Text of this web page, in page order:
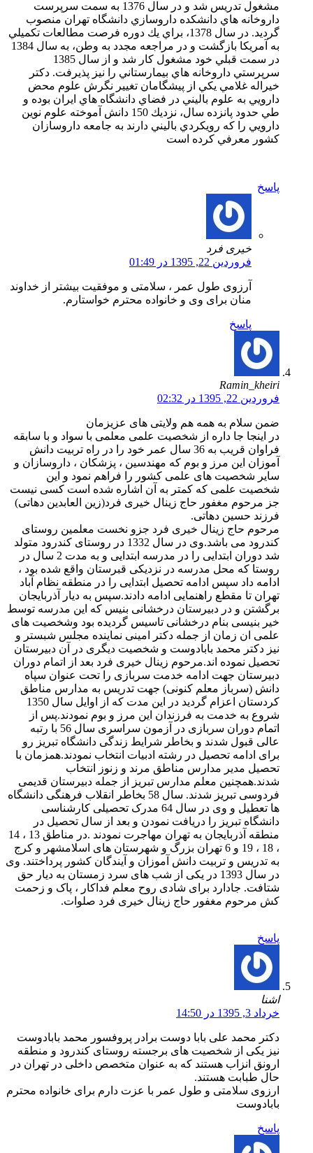
مشغول تدريس شد و در سال 1376 به سمت سرپرست
داروخانه هاي دانشكده داروسازي دانشگاه تهران منصوب
گرديد. در سال 1378، براي يك دوره فرصت مطالعات تكميلي
به آمريكا بازگشت و در مراجعه مجدد به وطن، به سال 1384
در سمت قبلي خود مشغول كار شد و از سال 1385
سرپرستي داروخانه هاي بيمارستاني را نيز پذيرفت. دكتر
خيراله غلامي يكي از پيشگامان تغيير نگرش علوم محض
دارويي به علوم باليني در فضاي دانشگاه ­هاي ايران بوده و
طي حدود پانزده سال، نزديك 150 دانش آموخته علوم نوين
دارويي را كه رويكردي باليني دارند به جامعه داروسازان
كشور معرفي كرده است
پاسخ
خیری فرد
فروردین 22, 1395 در 01:49
آرزوی طول عمر ، سلامتی و موفقیت بیشتر از خداوند
منان برای وی و خانواده محترم خواستارم.
پاسخ
Ramin_kheiri
فروردین 22, 1395 در 02:32
ضمن سلام به همه هم ولایتی های عزیزمان
در اینجا جا داره از شخصیت علمی معلمی با سواد و با سابقه
فراوان قریب به 36 سال عمر خود را در راه تربیت دانش
آموزان این مرز و بوم که مهندسین ، پزشکان ، داروسازان و
سایر شخصیت های علمی کشور را فراهم نمود و این
شخصیت علمی که کمتر به آن اشاره شده است کسی نیست
جز مرحوم مغفور حاج زینال خیری فرد(زین العابدین دهاتی)
فرزند حسین دهاتی.
مرحوم حاج زینال خیری فرد جزو نخست معلمین روستای
کندرود می باشد.وی در سال 1332 در روستای کندرود متولد
شد دوران ابتدایی را در مدرسه ابتدایی و به مدت 2 سال در
روستا که محل مدرسه در نزدیکی قبرستان واقع شده بود ،
ادامه داد سپس ادامه تحصیل ابتدایی را در منطقه نظام آباد
تهران تا مقطع راهنمایی ادامه دادند.سپس به دیار آذربایجان
برگشتن و در دبیرستان درخشانی بنیس که این مدرسه توسط
خیر بنیسی بنام درخشانی تاسیس گردیده بود وشخصیت های
علمی ان زمان از جمله دکتر امینی نماینده مجلس شبستر و
نیز دکتر محمد بابادوست و شخصیت دیگری در آن دبیرستان
تحصیل نموده اند.مرحوم زینال خیری فرد بعد از اتمام دوران
دبیرستان جهت ادامه خدمت سربازی را تحت عنوان سپاه
دانش (سرباز معلم کنونی) جهت تدریس به مدارس مناطق
کردستان اعزام گردید در این مدت که از اوایل سال 1350
شروع به خدمت به فرزندان این مرز و بوم نمودند.پس از
اتمام دوران سربازی در آزمون سراسری سال 56 با رتبه
عالی قبول شدند و بخاطر شرایط زندگی دانشگاه تبریز رو
برای ادامه تحصیل در رشته ادبیات انتخاب نمودند.همزمان با
تحصیل مدیر مدارس مناطق مرند و زنوز انتخاب
شدند.همچنین معلم مدارس تبریز از جمله دبیرستان قدیمی
فردوسی تبریز شدند. سال 58 بخاطر انقلاب فرهنگی دانشگاه
ها تعطیل و وی در سال 64 مدرک تحصیلی کارشناسی
دانشگاه تبریز را دریافت نمودن و بعد از سال تحصیل در
منطقه آذربایجان به تهران مهاجرت نمودند .در مناطق 13 ، 14
، 18 ، 19 و 6 تهران بزرگ و شهرستان های اسلامشهر و کرج
به تدریس و تربیت دانش آموزان و آیندگان کشور پرداختند. وی
در سال 1393 در یکی از شب های سرد زمستان به دیار حق
شتافت. جادارد برای شادی روح معلم فداکار ، پاک و زحمت
کش مرحوم مغفور حاج زینال خیری فرد صلوات.
پاسخ
اشنا
خرداد 3, 1395 در 14:50
دکتر محمد علی بابا دوست برادر پروفسور محمد بابادوست
نیز یکی از شخصیت های برجسته روستای کندرود و منطقه
ارونق انزاب هستند که به عنوان متخصص داخلی در تهران در
حال طبابت هستند.
ارزوی سلامتی و طول عمر با عزت دارم برای خانواده محترم
بابادوست
پاسخ